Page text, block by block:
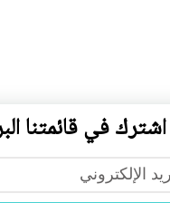
اشترك في قائمتنا